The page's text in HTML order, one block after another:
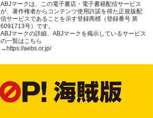
ABJマークは、この電子書店・電子書籍配信サービス
が、著作権者からコンテンツ使用許諾を得た正規版配
信サービスであることを示す登録商標（登録番号 第
6091713号）です。
ABJマークの詳細、ABJマークを掲示しているサービス
の一覧はこちら
→ https://aebs.or.jp/